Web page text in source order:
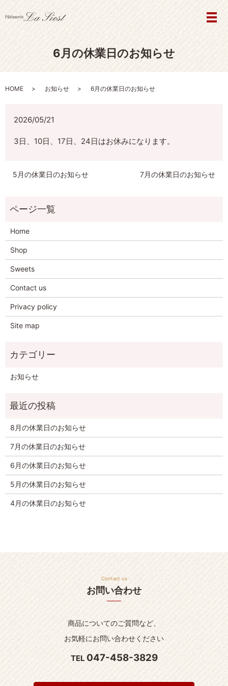
メ
6月の休業日のお知らせ
HOME お知らせ 6月の休業日のお知らせ
2026/05/21
3日、10日、17日、24日はお休みになります。
5月の休業日のお知らせ 7月の休業日のお知らせ
Home
Shop
Sweets
Contact us
Privacy policy
Site map
お知らせ
8月の休業日のお知らせ
7月の休業日のお知らせ
6月の休業日のお知らせ
5月の休業日のお知らせ
4月の休業日のお知らせ
Contact us
お問い合わせ
商品についてのご質問など、
お気軽にお問い合わせください
TEL 047-458-3829